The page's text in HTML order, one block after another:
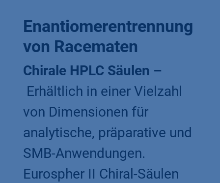
Enantiomerentrennung
von Racematen
Chirale HPLC Säulen –
Erhältlich in einer Vielzahl
von Dimensionen für
analytische, präparative und
SMB-Anwendungen.
Eurospher II Chiral-Säulen